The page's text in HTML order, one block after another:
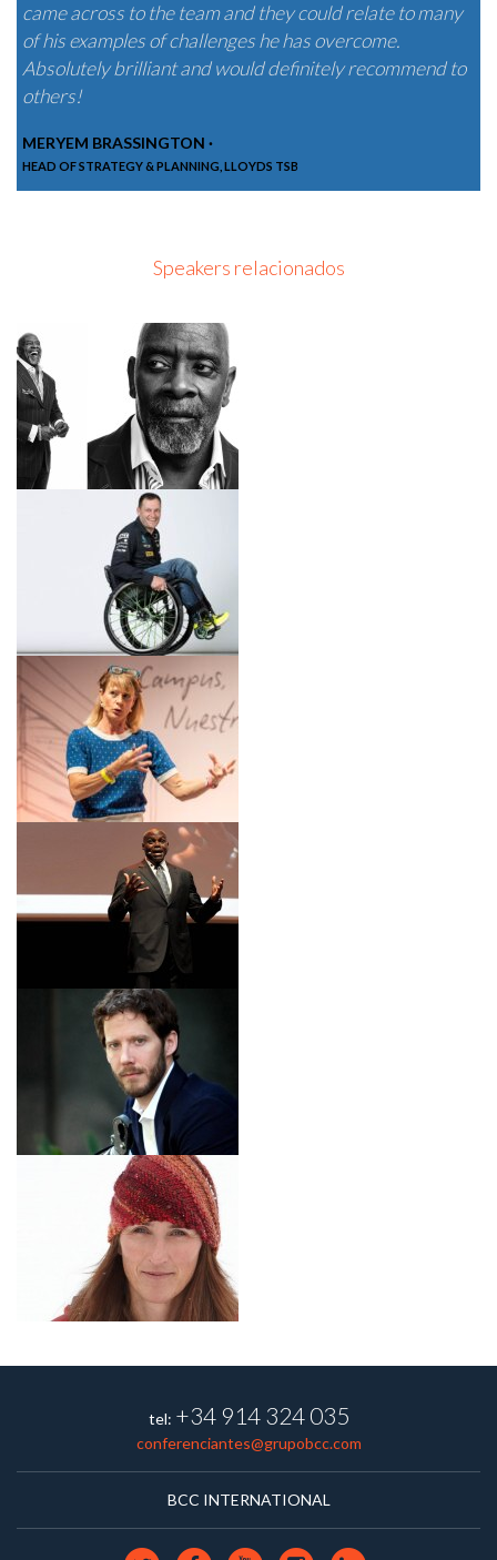
came across to the team and they could relate to many
of his examples of challenges he has overcome.
Absolutely brilliant and would definitely recommend to
others!
MERYEM BRASSINGTON ·
HEAD OF STRATEGY & PLANNING, LLOYDS TSB
Speakers relacionados
tel: +34 914 324 035
conferenciantes@grupobcc.com
BCC INTERNATIONAL